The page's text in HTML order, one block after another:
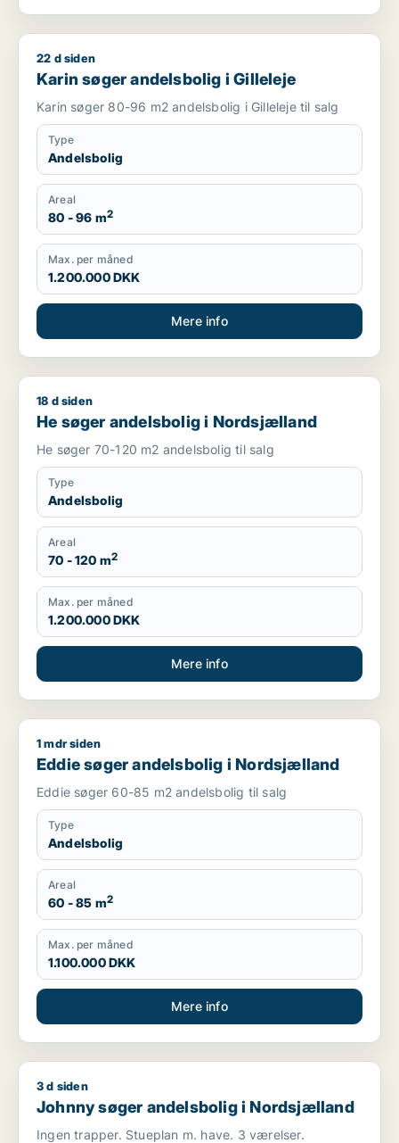
Karin søger andelsbolig i Gilleleje
22 d siden
Karin søger andelsbolig i Gilleleje
Karin søger 80-96 m2 andelsbolig i Gilleleje til salg
Type
Andelsbolig
Areal
80 - 96 m2
Max. per måned
1.200.000 DKK
Mere info
He søger andelsbolig i Nordsjælland
18 d siden
He søger andelsbolig i Nordsjælland
He søger 70-120 m2 andelsbolig til salg
Type
Andelsbolig
Areal
70 - 120 m2
Max. per måned
1.200.000 DKK
Mere info
Eddie søger andelsbolig i Nordsjælland
1 mdr siden
Eddie søger andelsbolig i Nordsjælland
Eddie søger 60-85 m2 andelsbolig til salg
Type
Andelsbolig
Areal
60 - 85 m2
Max. per måned
1.100.000 DKK
Mere info
Johnny søger andelsbolig i Nordsjælland
3 d siden
Johnny søger andelsbolig i Nordsjælland
Ingen trapper. Stueplan m. have. 3 værelser.